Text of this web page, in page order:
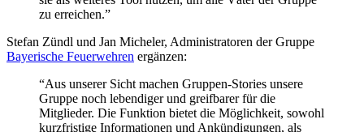
zu erreichen.”
Stefan Zündl und Jan Micheler, Administratoren der Gruppe
Bayerische Feuerwehren ergänzen:
“Aus unserer Sicht machen Gruppen-Stories unsere
Gruppe noch lebendiger und greifbarer für die
Mitglieder. Die Funktion bietet die Möglichkeit, sowohl
kurzfristige Informationen und Ankündigungen, als